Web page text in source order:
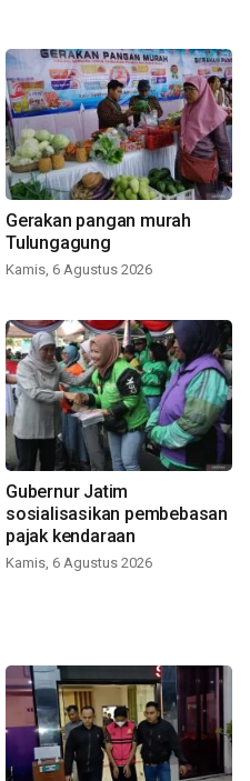
Gerakan pangan murah
Tulungagung
Kamis, 6 Agustus 2026
Gubernur Jatim
sosialisasikan pembebasan
pajak kendaraan
Kamis, 6 Agustus 2026